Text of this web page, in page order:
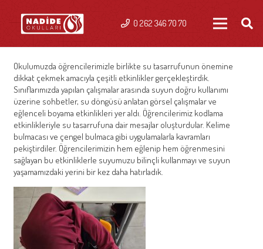
0 262 346 70 70
Okulumuzda öğrencilerimizle birlikte su tasarrufunun önemine
dikkat çekmek amacıyla çeşitli etkinlikler gerçekleştirdik.
Sınıflarımızda yapılan çalışmalar arasında suyun doğru kullanımı
üzerine sohbetler, su döngüsü anlatan görsel çalışmalar ve
eğlenceli boyama etkinlikleri yer aldı. Öğrencilerimiz kodlama
etkinlikleriyle su tasarrufuna dair mesajlar oluşturdular. Kelime
bulmacası ve çengel bulmaca gibi uygulamalarla kavramları
pekiştirdiler. Öğrencilerimizin hem eğlenip hem öğrenmesini
sağlayan bu etkinliklerle suyumuzu bilinçli kullanmayı ve suyun
yaşamamızdaki yerini bir kez daha hatırladık.